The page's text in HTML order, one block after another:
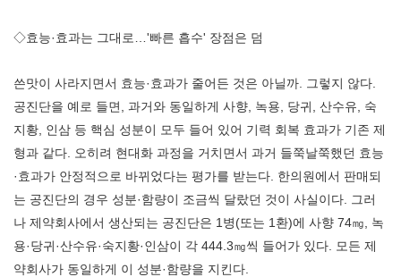
◇효능·효과는 그대로…'빠른 흡수' 장점은 덤
쓴맛이 사라지면서 효능·효과가 줄어든 것은 아닐까. 그렇지 않다.
공진단을 예로 들면, 과거와 동일하게 사향, 녹용, 당귀, 산수유, 숙
지황, 인삼 등 핵심 성분이 모두 들어 있어 기력 회복 효과가 기존 제
형과 같다. 오히려 현대화 과정을 거치면서 과거 들쭉날쭉했던 효능
·효과가 안정적으로 바뀌었다는 평가를 받는다. 한의원에서 판매되
는 공진단의 경우 성분·함량이 조금씩 달랐던 것이 사실이다. 그러
나 제약회사에서 생산되는 공진단은 1병(또는 1환)에 사향 74㎎, 녹
용·당귀·산수유·숙지황·인삼이 각 444.3㎎씩 들어가 있다. 모든 제
약회사가 동일하게 이 성분·함량을 지킨다.